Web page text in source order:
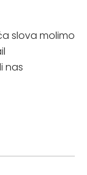
slova molimo
nas